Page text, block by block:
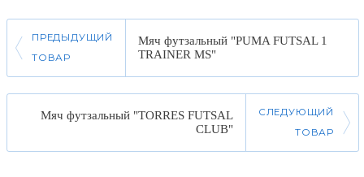
ПРЕДЫДУЩИЙ
ТОВАР
Мяч футзальный "PUMA FUTSAL 1
TRAINER MS"
Мяч футзальный "TORRES FUTSAL
CLUB"
СЛЕДУЮЩИЙ
ТОВАР